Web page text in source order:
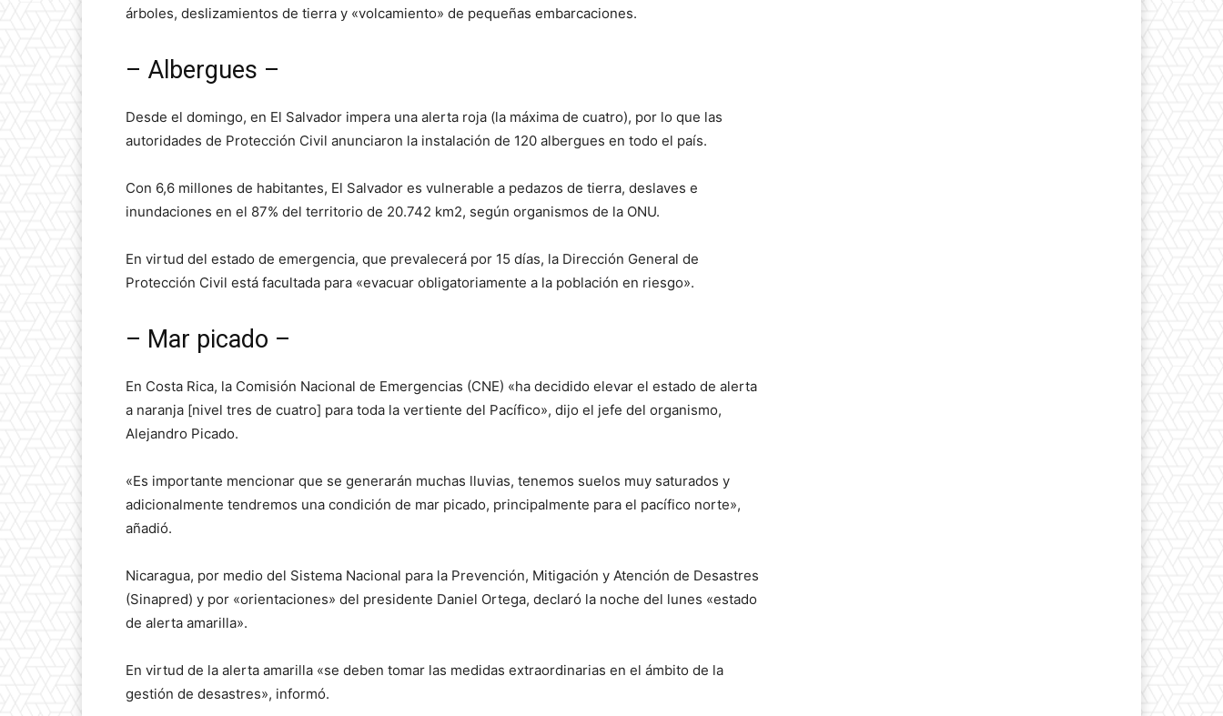
árboles, deslizamientos de tierra y «volcamiento» de pequeñas embarcaciones.
– Albergues –
Desde el domingo, en El Salvador impera una alerta roja (la máxima de cuatro), por lo que las
autoridades de Protección Civil anunciaron la instalación de 120 albergues en todo el país.
Con 6,6 millones de habitantes, El Salvador es vulnerable a pedazos de tierra, deslaves e
inundaciones en el 87% del territorio de 20.742 km2, según organismos de la ONU.
En virtud del estado de emergencia, que prevalecerá por 15 días, la Dirección General de
Protección Civil está facultada para «evacuar obligatoriamente a la población en riesgo».
– Mar picado –
En Costa Rica, la Comisión Nacional de Emergencias (CNE) «ha decidido elevar el estado de alerta
a naranja [nivel tres de cuatro] para toda la vertiente del Pacífico», dijo el jefe del organismo,
Alejandro Picado.
«Es importante mencionar que se generarán muchas lluvias, tenemos suelos muy saturados y
adicionalmente tendremos una condición de mar picado, principalmente para el pacífico norte»,
añadió.
Nicaragua, por medio del Sistema Nacional para la Prevención, Mitigación y Atención de Desastres
(Sinapred) y por «orientaciones» del presidente Daniel Ortega, declaró la noche del lunes «estado
de alerta amarilla».
En virtud de la alerta amarilla «se deben tomar las medidas extraordinarias en el ámbito de la
gestión de desastres», informó.